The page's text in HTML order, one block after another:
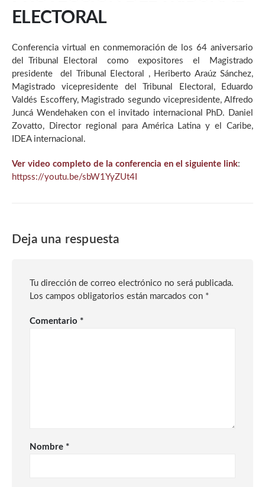
ELECTORAL
Conferencia virtual en conmemoración de los 64 aniversario
del Tribunal Electoral como expositores el Magistrado
presidente del Tribunal Electoral , Heriberto Araúz Sánchez,
Magistrado vicepresidente del Tribunal Electoral, Eduardo
Valdés Escoffery, Magistrado segundo vicepresidente, Alfredo
Juncá Wendehaken con el invitado internacional PhD. Daniel
Zovatto, Director regional para América Latina y el Caribe,
IDEA internacional.
Ver video completo de la conferencia en el siguiente link:
httpss://youtu.be/sbW1YyZUt4I
Deja una respuesta
Tu dirección de correo electrónico no será publicada.
Los campos obligatorios están marcados con *
Comentario *
Nombre *